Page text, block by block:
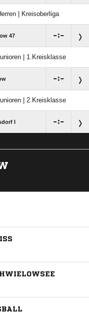
| Kreisoberliga
47 :
| 1.Kreisklasse
:
| 2.Kreisklasse
I :